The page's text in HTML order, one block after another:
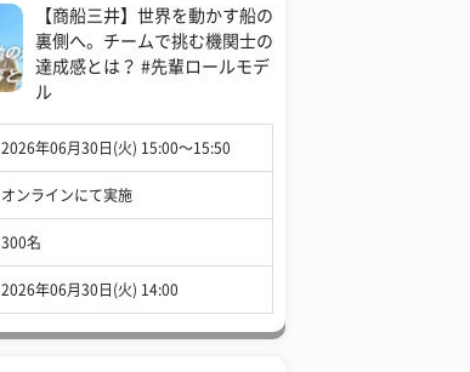
【商船三井】世界を動かす船の
裏側へ。チームで挑む機関士の
達成感とは？ #先輩ロールモデ
ル
2026年06月30日(火) 15:00〜15:50
オンラインにて実施
300名
2026年06月30日(火) 14:00